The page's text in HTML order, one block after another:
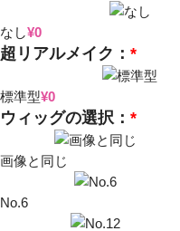
なし¥0
*
超リアルメイク：
標準型¥0
*
ウィッグの選択：
画像と同じ
No.6